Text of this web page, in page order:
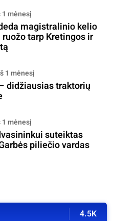
1 mėnesį
magistralinio kelio
tarp Kretingos ir
1 mėnesį
didžiausias traktorių
1 mėnesį
suteiktas
piliečio vardas
4.5K